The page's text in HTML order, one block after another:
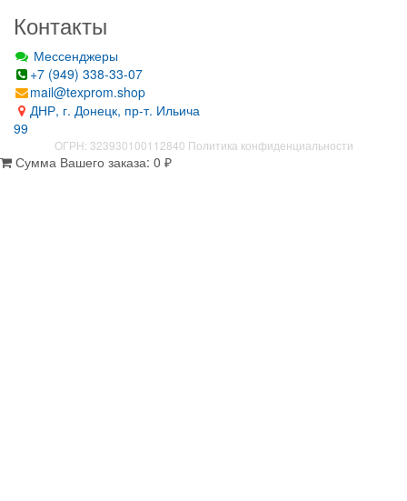
Контакты
Мессенджеры
+7 (949) 338-33-07
mail@texprom.shop
ДНР, г. Донецк, пр-т. Ильича
99
ОГРН: 323930100112840 Политика конфиденциальности
Сумма Вашего заказа: 0 ₽